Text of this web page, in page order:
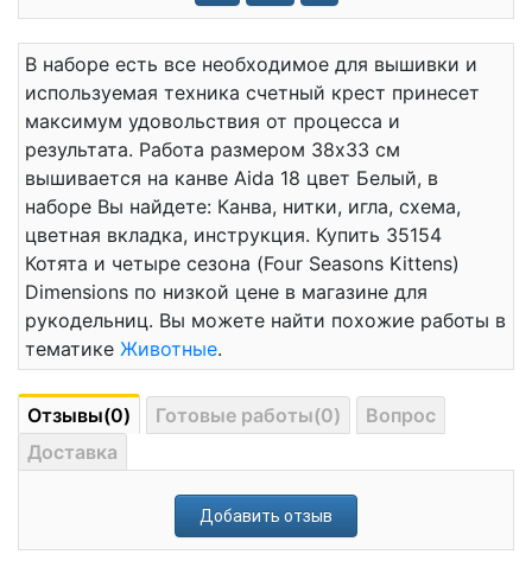
В наборе есть все необходимое для вышивки и
используемая техника счетный крест принесет
максимум удовольствия от процесса и
результата. Работа размером 38x33 см
вышивается на канве Aida 18 цвет Белый, в
наборе Вы найдете: Канва, нитки, игла, схема,
цветная вкладка, инструкция. Купить 35154
Котята и четыре сезона (Four Seasons Kittens)
Dimensions по низкой цене в магазине для
рукодельниц. Вы можете найти похожие работы в
тематике Животные.
Отзывы(0) Готовые работы(0)
Вопрос
Доставка
Добавить отзыв